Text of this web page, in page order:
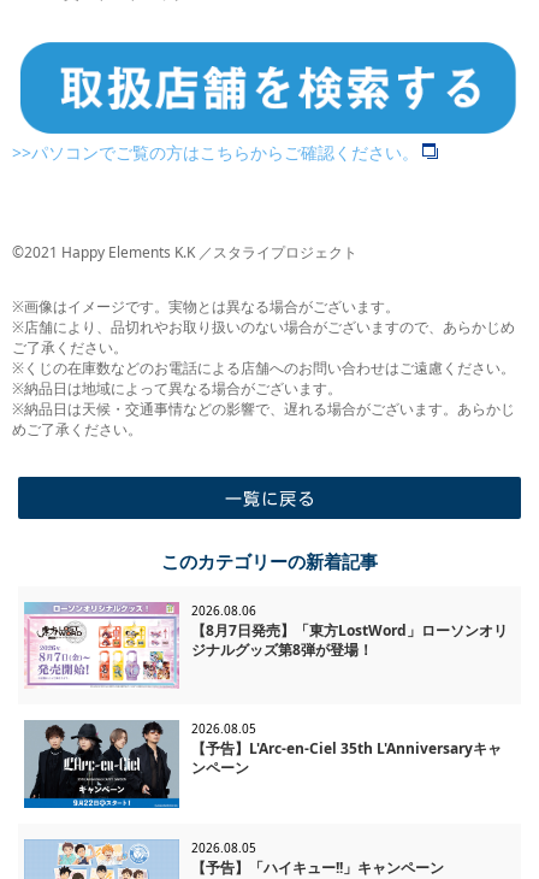
>>パソコンでご覧の方はこちらからご確認ください。
©2021 Happy Elements K.K ／スタライプロジェクト
※画像はイメージです。実物とは異なる場合がございます。
※店舗により、品切れやお取り扱いのない場合がございますので、あらかじめ
ご了承ください。
※くじの在庫数などのお電話による店舗へのお問い合わせはご遠慮ください。
※納品日は地域によって異なる場合がございます。
※納品日は天候・交通事情などの影響で、遅れる場合がございます。あらかじ
めご了承ください。
このカテゴリーの新着記事
2026.08.06
【8月7日発売】「東方LostWord」ローソンオリ
ジナルグッズ第8弾が登場！
2026.08.05
【予告】L'Arc-en-Ciel 35th L'Anniversaryキャ
ンペーン
2026.08.05
【予告】「ハイキュー!!」キャンペーン